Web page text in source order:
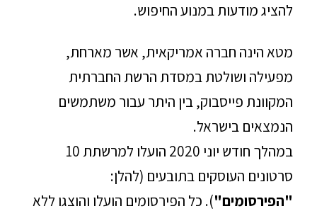
להציג מודעות במנוע החיפוש.
מטא הינה חברה אמריקאית, אשר מארחת,
מפעילה ושולטת במסדת הרשת החברתית
המקוונת פייסבוק, בין היתר עבור משתמשים
הנמצאים בישראל.
במהלך חודש יוני 2020 הועלו למרשתת 10
סרטונים העוסקים בתובעים (להלן:
"הפירסומים"). כל הפירסומים הועלו והוצגו ללא